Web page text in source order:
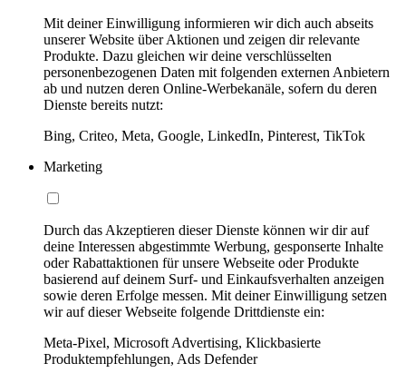
Mit deiner Einwilligung informieren wir dich auch abseits
unserer Website über Aktionen und zeigen dir relevante
Produkte. Dazu gleichen wir deine verschlüsselten
personenbezogenen Daten mit folgenden externen Anbietern
ab und nutzen deren Online-Werbekanäle, sofern du deren
Dienste bereits nutzt:
Bing, Criteo, Meta, Google, LinkedIn, Pinterest, TikTok
Marketing
Durch das Akzeptieren dieser Dienste können wir dir auf
deine Interessen abgestimmte Werbung, gesponserte Inhalte
oder Rabattaktionen für unsere Webseite oder Produkte
basierend auf deinem Surf- und Einkaufsverhalten anzeigen
sowie deren Erfolge messen. Mit deiner Einwilligung setzen
wir auf dieser Webseite folgende Drittdienste ein:
Meta-Pixel, Microsoft Advertising, Klickbasierte
Produktempfehlungen, Ads Defender